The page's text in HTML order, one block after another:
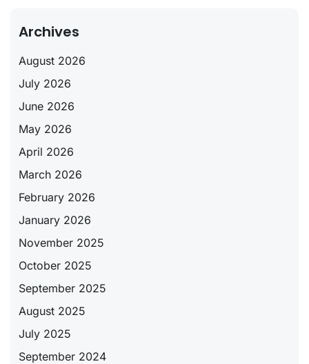
Archives
August 2026
July 2026
June 2026
May 2026
April 2026
March 2026
February 2026
January 2026
November 2025
October 2025
September 2025
August 2025
July 2025
September 2024